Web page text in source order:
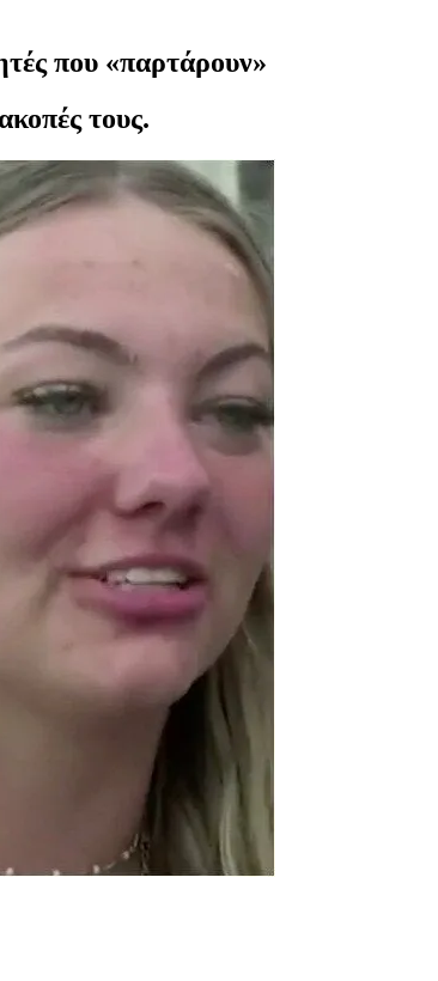
που «παρτάρουν»
τους.